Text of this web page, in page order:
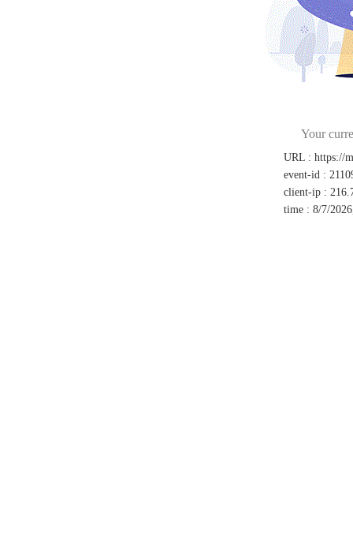
Your
URL : https://
event-id :
client-ip :
time : 8/7/